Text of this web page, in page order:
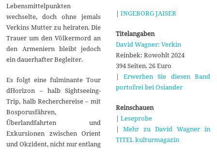
Lebensmittelpunkten
wechselte, doch ohne jemals
Verkins Mutter zu heiraten. Die
Trauer um den Völkermord an
den Armeniern bleibt jedoch
ein dauerhafter Begleiter.
Es folgt eine fulminante Tour
d`Horizon – halb Sightseeing-
Trip, halb Recherchereise – mit
Bosporusfähren,
Überlandfahrten und
Exkursionen zwischen Orient
und Okzident, nicht nur entlang
| INGEBORG JAISER
Titelangaben
David Wagner: Verkin
Reinbek: Rowohlt 2024
394 Seiten. 26 Euro
| Erwerben Sie diesen Band
portofrei bei Osiander
Reinschauen
| Leseprobe
| Mehr zu David Wagner in
TITEL kulturmagazin